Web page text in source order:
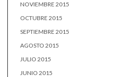
NOVIEMBRE 2015
OCTUBRE 2015
SEPTIEMBRE 2015
AGOSTO 2015
JULIO 2015
JUNIO 2015